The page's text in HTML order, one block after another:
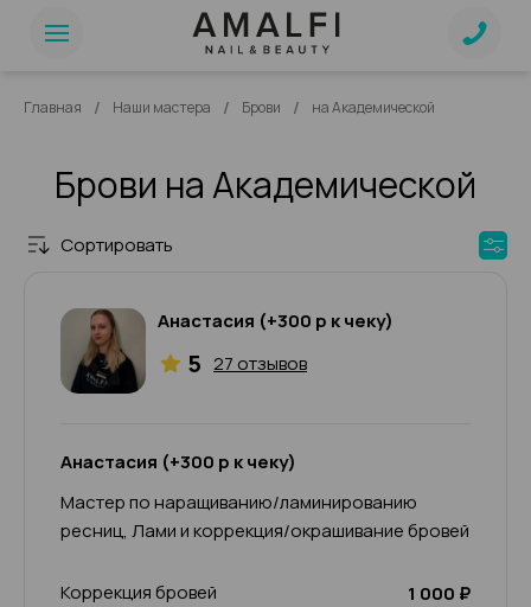
Главная / Наши мастера / Брови / на Академической
Брови на Академической
Сортировать
Анастасия (+300 р к чеку)
5 27 отзывов
Анастасия (+300 р к чеку)
Мастер по наращиванию/ламинированию
ресниц, Лами и коррекция/окрашивание бровей
Коррекция бровей
1 000 ₽